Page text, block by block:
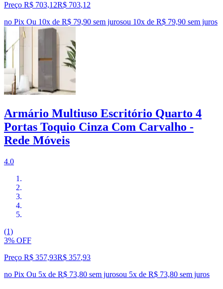
Preço R$ 703,12R$ 703,12
no Pix Ou 10x de R$ 79,90 sem jurosou 10x de R$ 79,90 sem juros
Armário Multiuso Escritório Quarto 4
Portas Toquio Cinza Com Carvalho -
Rede Móveis
4.0
(1)
3% OFF
Preço R$ 357,93R$ 357,93
no Pix Ou 5x de R$ 73,80 sem jurosou 5x de R$ 73,80 sem juros